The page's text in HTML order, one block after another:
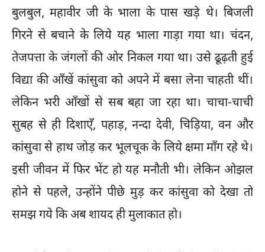
बुलबुल, महावीर जी के भाला के पास खड़े थे। बिजली
गिरने से बचाने के लिये यह भाला गाड़ा गया था। चंदन,
तेजपत्ता के जंगलों की ओर निकल गया था। उसे ढूढ़ती हुई
विद्या की आँखें कांसुवा को अपने में बसा लेना चाहती थीं।
लेकिन भरी आँखों से सब बहा जा रहा था। चाचा-चाची
सुबह से ही दिशाएँ, पहाड़, नन्दा देवी, चिड़िया, वन और
कांसुवा से हाथ जोड़ कर भूलचूक के लिये क्षमा माँग रहे थे।
इसी जीवन में फिर भेंट हो यह मनौती भी। लेकिन ओझल
होने से पहले, उन्होंने पीछे मुड़ कर कांसुवा को देखा तो
समझ गये कि अब शायद ही मुलाकात हो।